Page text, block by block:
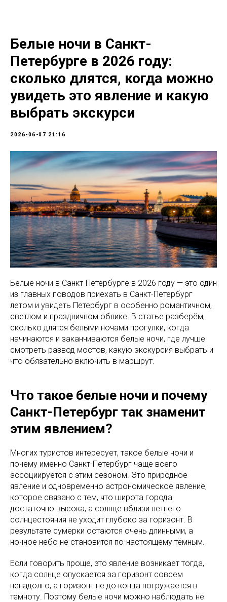
Белые ночи в Санкт-
Петербурге в 2026 году:
сколько длятся, когда можно
увидеть это явление и какую
выбрать экскурси
2026-06-07 21:16
Белые ночи в Санкт-Петербурге в 2026 году — это один
из главных поводов приехать в Санкт-Петербург
летом и увидеть Петербург в особенно романтичном,
светлом и праздничном облике. В статье разберём,
сколько длятся белыми ночами прогулки, когда
начинаются и заканчиваются белые ночи, где лучше
смотреть развод мостов, какую экскурсия выбрать и
что обязательно включить в маршрут.
Что такое белые ночи и почему
Санкт-Петербург так знаменит
этим явлением?
Многих туристов интересует, такое белые ночи и
почему именно Санкт-Петербург чаще всего
ассоциируется с этим сезоном. Это природное
явление и одновременно астрономическое явление,
которое связано с тем, что широта города
достаточно высока, а солнце вблизи летнего
солнцестояния не уходит глубоко за горизонт. В
результате сумерки остаются очень длинными, а
ночное небо не становится по-настоящему тёмным.
Если говорить проще, это явление возникает тогда,
когда солнце опускается за горизонт совсем
ненадолго, а горизонт не до конца погружается в
темноту. Поэтому белые ночи можно наблюдать не